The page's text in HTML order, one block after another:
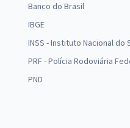
Banco do Brasil
IBGE
INSS - Instituto Nacional do
PRF - Polícia Rodoviária
PND